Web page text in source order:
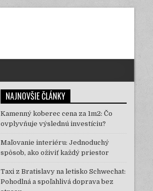
NAJNOVŠIE ČLÁNKY
Kamenný koberec cena za 1m2: Čo
ovplyvňuje výslednú investíciu?
Maľovanie interiéru: Jednoduchý
spôsob, ako oživiť každý priestor
Taxi z Bratislavy na letisko Schwechat:
Pohodlná a spoľahlivá doprava bez